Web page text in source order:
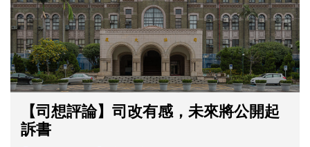
【司想評論】司改有感，未來將公開起
訴書